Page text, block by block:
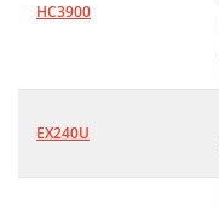
HC3900
EX240U